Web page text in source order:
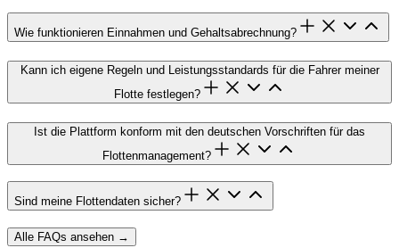
Wie funktionieren Einnahmen und Gehaltsabrechnung?
Kann ich eigene Regeln und Leistungsstandards für die Fahrer meiner
Flotte festlegen?
Ist die Plattform konform mit den deutschen Vorschriften für das
Flottenmanagement?
Sind meine Flottendaten sicher?
Alle FAQs ansehen →